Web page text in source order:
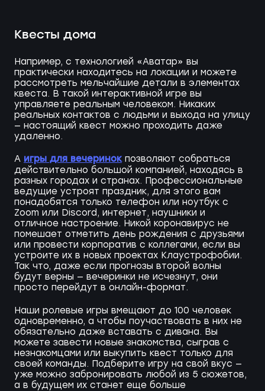
Квесты дома
Например, с технологией «Аватар» вы
практически находитесь на локации и можете
рассмотреть мельчайшие детали в элементах
квеста. В такой интерактивной игре вы
управляете реальным человеком. Никаких
реальных контактов с людьми и выхода на улицу
— настоящий квест можно проходить даже
удаленно.
А игры для вечеринокпозволяют собраться
действительно большой компанией, находясь в
разных городах и странах. Профессиональные
ведущие устроят праздник, для этого вам
понадобятся только телефон или ноутбук с
Zoom или Discord, интернет, наушники и
отличное настроение. Никой коронавирус не
помешает отметить день рождения с друзьями
или провести корпоратив с коллегами, если вы
устроите их в новых проектах Клаустрофобии.
Так что, даже если прогнозы второй волны
будут верны — вечеринки не исчезнут, они
просто перейдут в онлайн-формат.
Наши ролевые игры вмещают до 100 человек
одновременно, а чтобы поучаствовать в них не
обязательно даже вставать с дивана. Вы
можете завести новые знакомства, сыграв с
незнакомцами или выкупить квест только для
своей команды. Подберите игру на свой вкус —
уже можно забронировать любой из 5 сюжетов,
а в будущем их станет еще больше